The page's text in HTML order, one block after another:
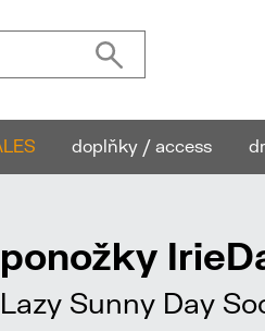
doplňky / access
ponožky
Lazy Sunny Day